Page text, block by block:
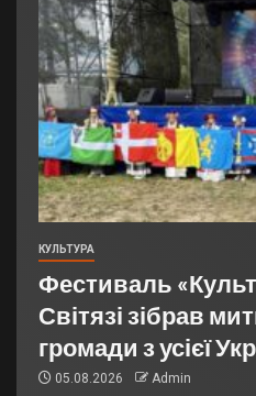
КУЛЬТУРА
Фестиваль
Світязі зібрав
громади з усієї
05.08.2026 Admin